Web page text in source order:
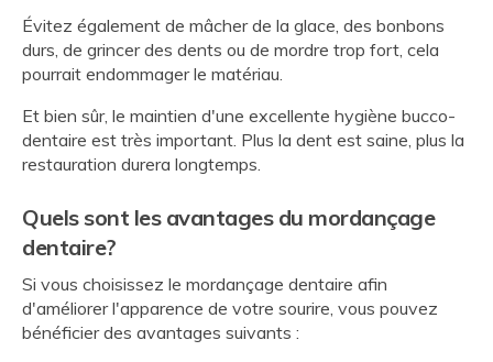
Évitez également de mâcher de la glace, des bonbons
durs, de grincer des dents ou de mordre trop fort, cela
pourrait endommager le matériau.
Et bien sûr, le maintien d'une excellente hygiène bucco-
dentaire est très important. Plus la dent est saine, plus la
restauration durera longtemps.
Quels sont les avantages du mordançage
dentaire?
Si vous choisissez le mordançage dentaire afin
d'améliorer l'apparence de votre sourire, vous pouvez
bénéficier des avantages suivants :